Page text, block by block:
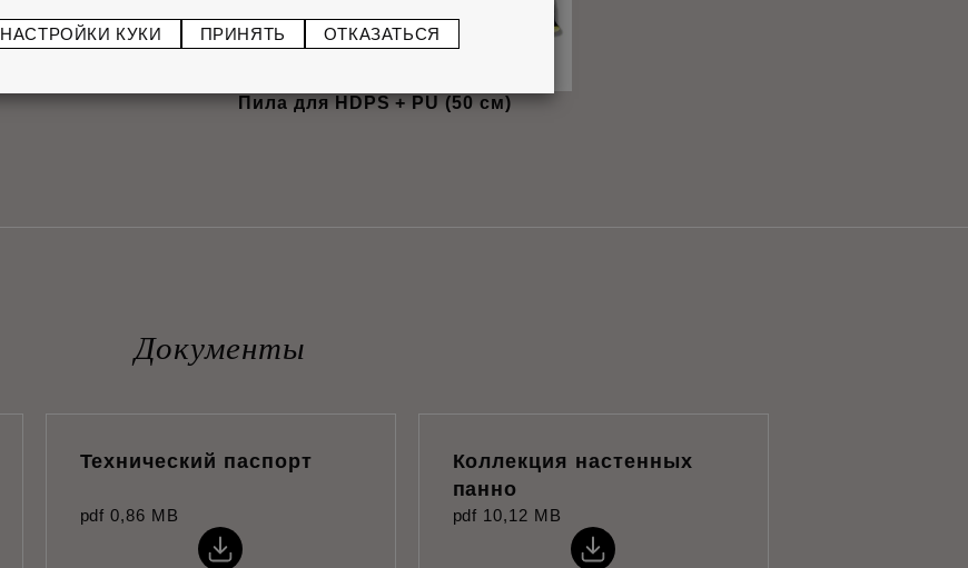
Пила для HDPS + PU (50 см)
Документы
Технический паспорт
pdf 0,86 MB
Коллекция настенных
панно
pdf 10,12 MB
НАСТРОЙКИ КУКИ ПРИНЯТЬ ОТКАЗАТЬСЯ